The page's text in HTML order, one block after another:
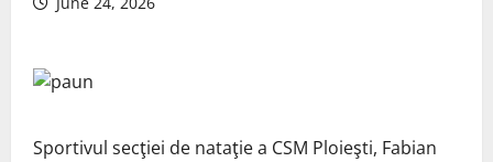
Sportivul secţiei de nataţie a CSM Ploieşti, Fabian